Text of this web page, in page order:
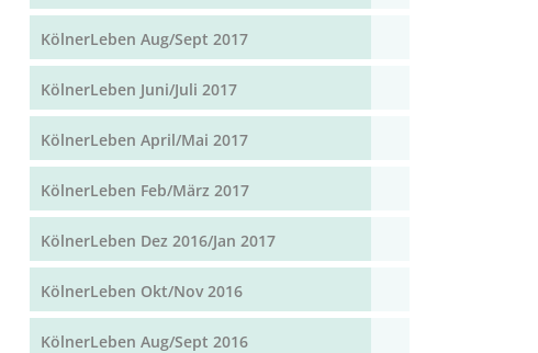
KölnerLeben Aug/Sept 2017
KölnerLeben Juni/Juli 2017
KölnerLeben April/Mai 2017
KölnerLeben Feb/März 2017
KölnerLeben Dez 2016/Jan 2017
KölnerLeben Okt/Nov 2016
KölnerLeben Aug/Sept 2016